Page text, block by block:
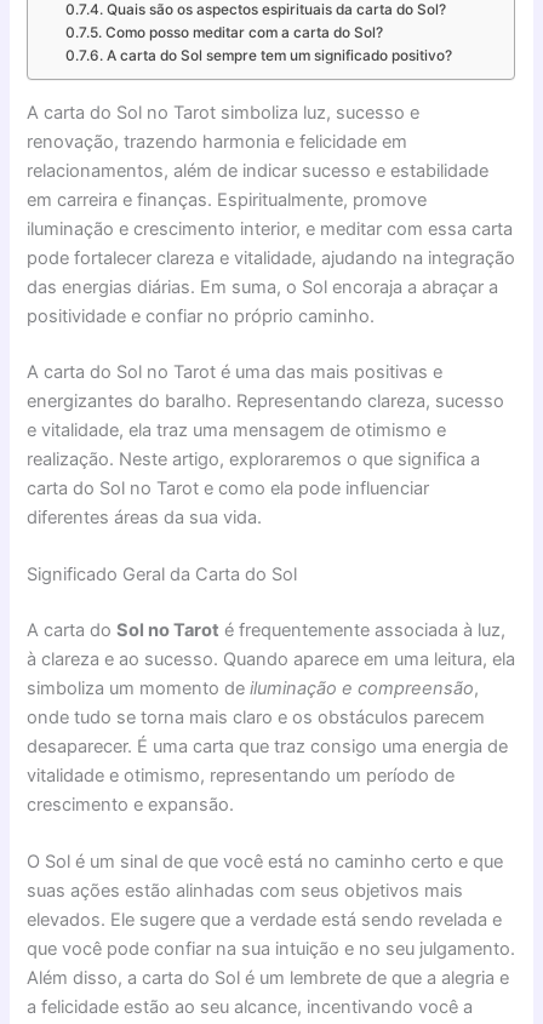
Quais são os aspectos espirituais da carta do Sol?
Como posso meditar com a carta do Sol?
A carta do Sol sempre tem um significado positivo?
A carta do Sol no Tarot simboliza luz, sucesso e
renovação, trazendo harmonia e felicidade em
relacionamentos, além de indicar sucesso e estabilidade
em carreira e finanças. Espiritualmente, promove
iluminação e crescimento interior, e meditar com essa carta
pode fortalecer clareza e vitalidade, ajudando na integração
das energias diárias. Em suma, o Sol encoraja a abraçar a
positividade e confiar no próprio caminho.
A carta do Sol no Tarot é uma das mais positivas e
energizantes do baralho. Representando clareza, sucesso
e vitalidade, ela traz uma mensagem de otimismo e
realização. Neste artigo, exploraremos o que significa a
carta do Sol no Tarot e como ela pode influenciar
diferentes áreas da sua vida.
Significado Geral da Carta do Sol
A carta doSol no Tarot é frequentemente associada à luz,
à clareza e ao sucesso. Quando aparece em uma leitura, ela
simboliza um momento deiluminação e compreensão,
onde tudo se torna mais claro e os obstáculos parecem
desaparecer. É uma carta que traz consigo uma energia de
vitalidade e otimismo, representando um período de
crescimento e expansão.
O Sol é um sinal de que você está no caminho certo e que
suas ações estão alinhadas com seus objetivos mais
elevados. Ele sugere que a verdade está sendo revelada e
que você pode confiar na sua intuição e no seu julgamento.
Além disso, a carta do Sol é um lembrete de que a alegria e
a felicidade estão ao seu alcance, incentivando você a